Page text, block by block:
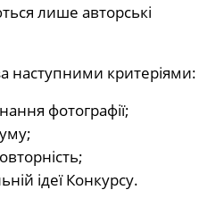
лише авторські
наступними критеріями:
фотографії;
ідеї Конкурсу.